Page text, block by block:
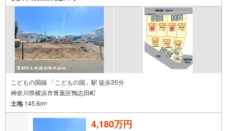
条
受
け
取
る
・
こどもの国線 「こどもの国」駅 徒歩35分
神奈川県横浜市青葉区鴨志田町
土地145.6m2
4,180万円